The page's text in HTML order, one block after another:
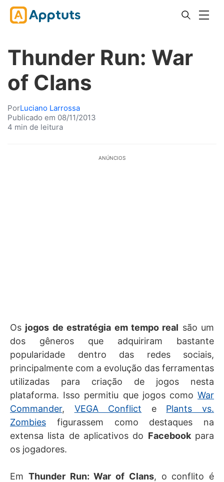
Thunder Run: War
of Clans
PorLuciano Larrossa
Publicado em 08/11/2013
4 min de leitura
ANÚNCIOS
Os jogos de estratégia em tempo real são um
dos gêneros que adquiriram bastante
popularidade dentro das redes sociais,
principalmente com a evolução das ferramentas
utilizadas para criação de jogos nesta
plataforma. Isso permitiu que jogos como War
Commander, VEGA Conflict e Plants vs.
Zombies figurassem como destaques na
extensa lista de aplicativos do Facebookpara
os jogadores.
Em Thunder Run: War of Clans, o conflito é